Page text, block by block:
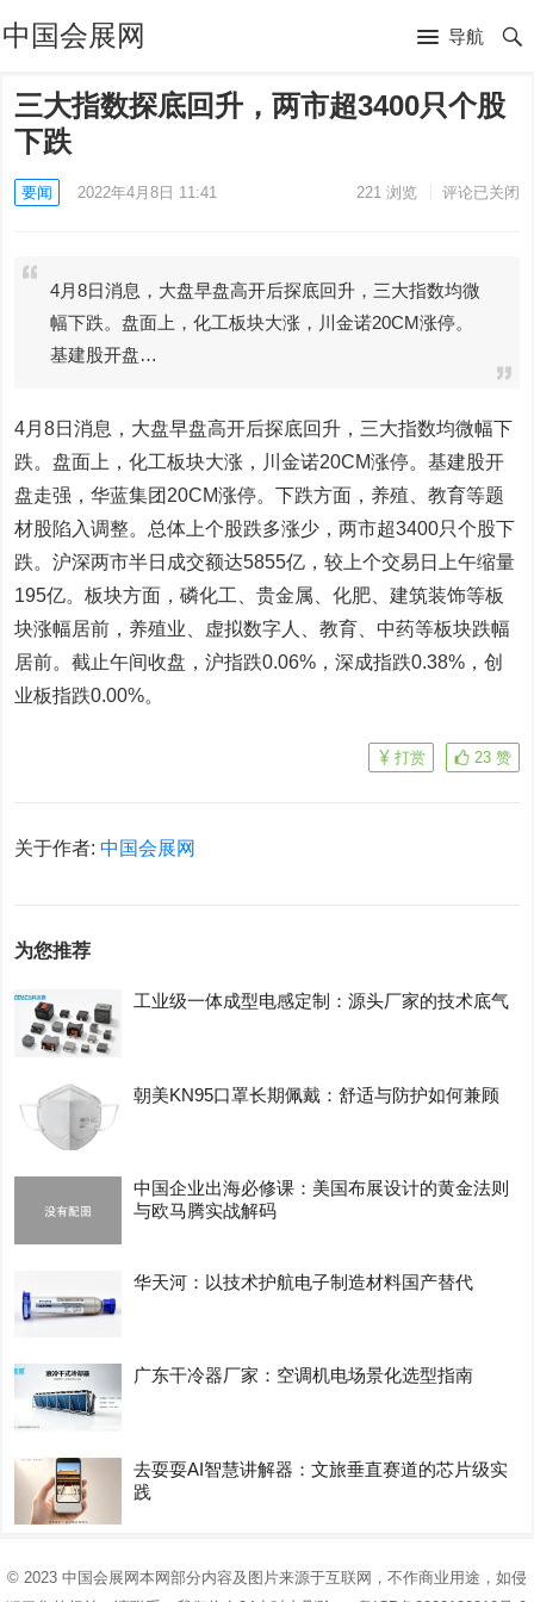
中国会展网 导航
三大指数探底回升，两市超3400只个股
下跌
要闻 2022年4月8日 11:41 221浏览 评论已关闭
4月8日消息，大盘早盘高开后探底回升，三大指数均微
幅下跌。盘面上，化工板块大涨，川金诺20CM涨停。
基建股开盘…
4月8日消息，大盘早盘高开后探底回升，三大指数均微幅下
跌。盘面上，化工板块大涨，川金诺20CM涨停。基建股开
盘走强，华蓝集团20CM涨停。下跌方面，养殖、教育等题
材股陷入调整。总体上个股跌多涨少，两市超3400只个股下
跌。沪深两市半日成交额达5855亿，较上个交易日上午缩量
195亿。板块方面，磷化工、贵金属、化肥、建筑装饰等板
块涨幅居前，养殖业、虚拟数字人、教育、中药等板块跌幅
居前。截止午间收盘，沪指跌0.06%，深成指跌0.38%，创
业板指跌0.00%。
23 赞
打赏
关于作者:中国会展网
为您推荐
工业级一体成型电感定制：源头厂家的技术底气
朝美KN95口罩长期佩戴：舒适与防护如何兼顾
中国企业出海必修课：美国布展设计的黄金法则
与欧马腾实战解码
华天河：以技术护航电子制造材料国产替代
广东干冷器厂家：空调机电场景化选型指南
去耍耍AI智慧讲解器：文旅垂直赛道的芯片级实
践
© 2023 中国会展网本网部分内容及图片来源于互联网，不作商业用途，如侵